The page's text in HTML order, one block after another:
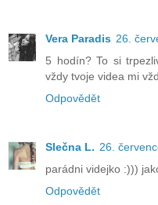
Vera Paradis 26.
5 hodín? To si
vždy tvoje videa mi
Odpovědět
Slečna L. 26.
parádni videjko :)))
Odpovědět